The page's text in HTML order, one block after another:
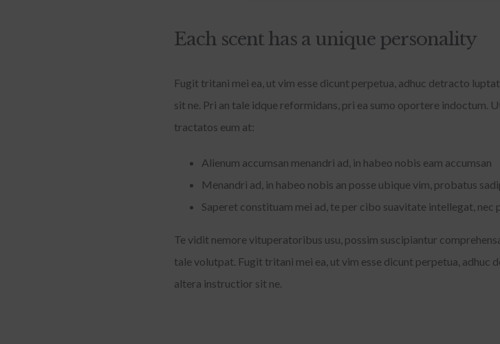
Each scent has a unique personality
Fugit tritani mei ea, ut vim esse dicunt perpetua, adhuc detracto
sit ne. Pri an tale idque reformidans, pri ea sumo oportere indoctum.
tractatos eum at:
Alienum accumsan menandri ad, in habeo nobis eam accumsan
Menandri ad, in habeo nobis an posse ubique vim, probatus
Saperet constituam mei ad, te per cibo suavitate intellegat, nec
Te vidit nemore vituperatoribus usu, possim suscipiantur
tale volutpat. Fugit tritani mei ea, ut vim esse dicunt perpetua, adhuc
altera instructior sit ne.